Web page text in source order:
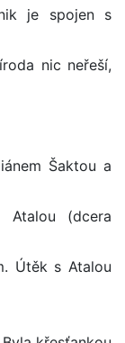
je spojen s
nic neřeší,
Šaktou a
(dcera
Útěk s Atalou